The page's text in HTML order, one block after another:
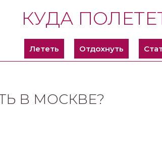
КУДА
Лететь Отдохнуть
В МОСКВЕ?